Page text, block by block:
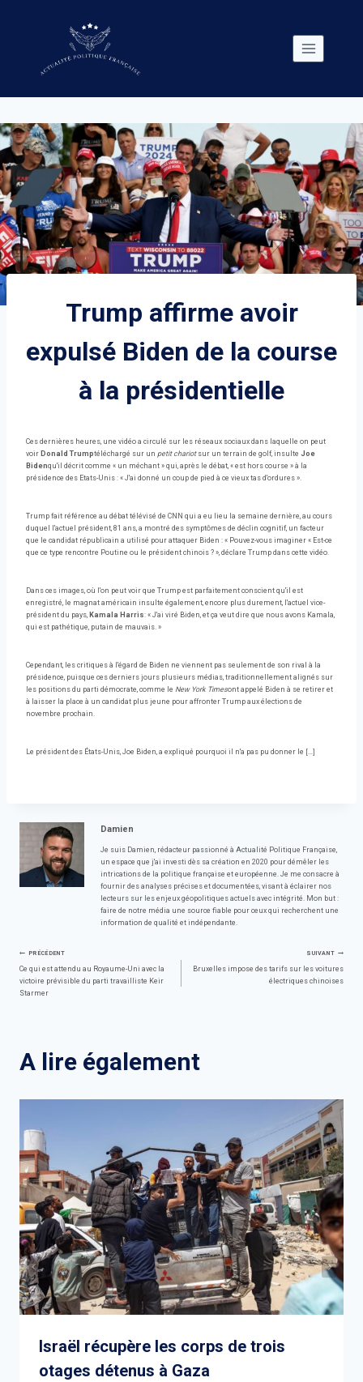
Trump affirme avoir
expulsé Biden de la course
à la présidentielle
Ces dernières heures, une vidéo a circulé sur les réseaux sociaux dans laquelle on peut
voir Donald Trumptéléchargé sur un petit chariotsur un terrain de golf, insulte Joe
Bidenqu'il décrit comme « un méchant » qui, après le débat, « est hors course » à la
présidence des Etats-Unis : « J'ai donné un coup de pied à ce vieux tas d'ordures ».
Trump fait référence au débat télévisé de CNN qui a eu lieu la semaine dernière, au cours
duquel l'actuel président, 81 ans, a montré des symptômes de déclin cognitif, un facteur
que le candidat républicain a utilisé pour attaquer Biden : « Pouvez-vous imaginer « Est-ce
que ce type rencontre Poutine ou le président chinois ? », déclare Trump dans cette vidéo.
Dans ces images, où l'on peut voir que Trump est parfaitement conscient qu'il est
enregistré, le magnat américain insulte également, encore plus durement, l'actuel vice-
président du pays, Kamala Harris: « J'ai viré Biden, et ça veut dire que nous avons Kamala,
qui est pathétique, putain de mauvais. »
Cependant, les critiques à l'égard de Biden ne viennent pas seulement de son rival à la
présidence, puisque ces derniers jours plusieurs médias, traditionnellement alignés sur
les positions du parti démocrate, comme le New York Timesont appelé Biden à se retirer et
à laisser la place à un candidat plus jeune pour affronter Trump aux élections de
novembre prochain.
Le président des États-Unis, Joe Biden, a expliqué pourquoi il n'a pas pu donner le […]
Damien
Je suis Damien, rédacteur passionné à Actualité Politique Française,
un espace que j'ai investi dès sa création en 2020 pour démêler les
intrications de la politique française et européenne. Je me consacre à
fournir des analyses précises et documentées, visant à éclairer nos
lecteurs sur les enjeux géopolitiques actuels avec intégrité. Mon but :
faire de notre média une source fiable pour ceux qui recherchent une
information de qualité et indépendante.
Navigation
de
PRÉCÉDENT
Ce qui est attendu au Royaume-Uni avec la
victoire prévisible du parti travailliste Keir
Starmer
SUIVANT
Bruxelles impose des tarifs sur les voitures
électriques chinoises
A lire également
Israël récupère les corps de trois
otages détenus à Gaza